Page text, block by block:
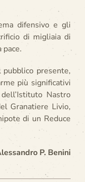
difensivo e gli
di migliaia di
presente,
più significativi
Nastro
Granatiere Livio,
di un Reduce
P. Benini